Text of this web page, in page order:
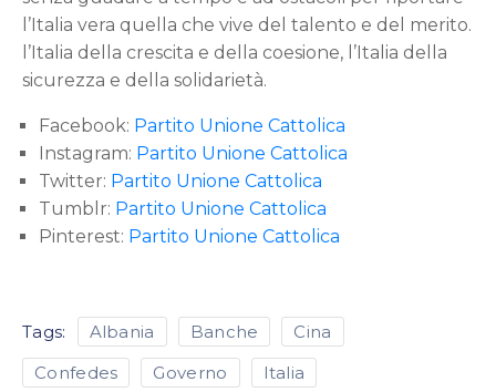
l’Italia vera quella che vive del talento e del merito.
l’Italia della crescita e della coesione, l’Italia della
sicurezza e della solidarietà.
Facebook: Partito Unione Cattolica
Instagram: Partito Unione Cattolica
Twitter: Partito Unione Cattolica
Tumblr: Partito Unione Cattolica
Pinterest: Partito Unione Cattolica
Tags: Albania Banche
Cina
Confedes
Governo
Italia